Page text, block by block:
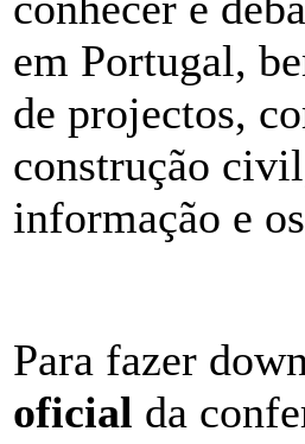
em Portugal,
de projectos,
construção
informação e
Para fazer
oficial da